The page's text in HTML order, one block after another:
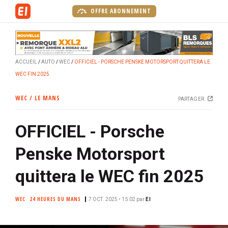
c
OFFRE ABONNEMENT
ACCUEIL AUTO WEC OFFICIEL - PORSCHE PENSKE MOTORSPORT QUITTERA LE
WEC FIN 2025
WEC / LE MANS PARTAGER
OFFICIEL - Porsche
Penske Motorsport
quittera le WEC fin 2025
WEC 24 HEURES DU MANS 7 OCT. 2025 • 15:02 par EI